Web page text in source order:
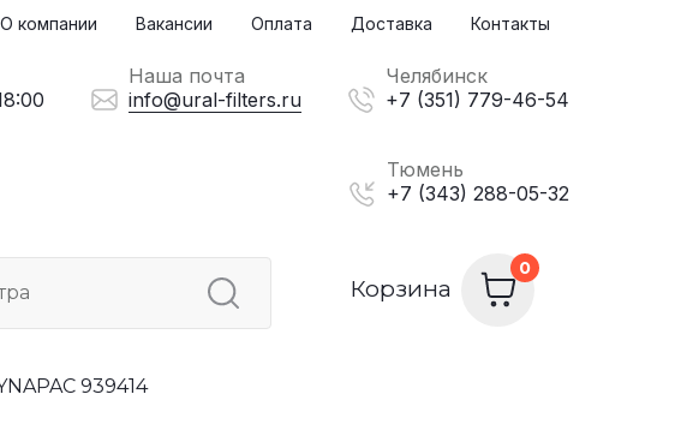
Корзина
О компании Вакансии Оплата Доставка Контакты
Наша почта
info@ural-filters.ru
Челябинск
+7 (351) 779-46-54
Тюмень
+7 (343) 288-05-32
939414